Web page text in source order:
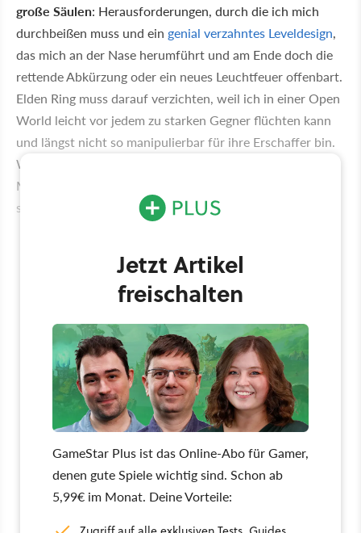
große Säulen: Herausforderungen, durch die ich mich
durchbeißen muss und ein genial verzahntes Leveldesign,
das mich an der Nase herumführt und am Ende doch die
rettende Abkürzung oder ein neues Leuchtfeuer offenbart.
Elden Ring muss darauf verzichten, weil ich in einer Open
World leicht vor jedem zu starken Gegner flüchten kann
und längst nicht so manipulierbar für ihre Erschaffer bin.
Wo sie mich vorher mit präzisem Level- und
Monsterdesign als ihre Marionette tanzen ließen,
schneiden sie nun die Fäden ab und lassen mich frei.
Jetzt Artikel
freischalten
GameStar Plus ist das Online-Abo für Gamer,
denen gute Spiele wichtig sind. Schon ab
5,99€ im Monat. Deine Vorteile: